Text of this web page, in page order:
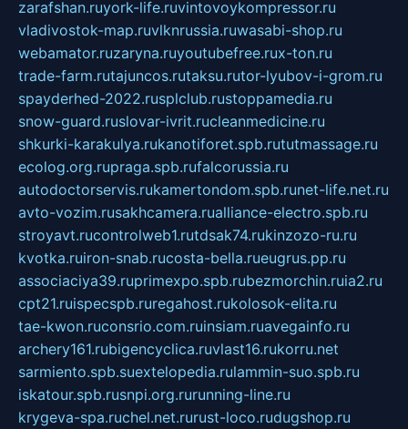
zarafshan.ruyork-life.ruvintovoykompressor.ru
vladivostok-map.ruvlknrussia.ruwasabi-shop.ru
webamator.ruzaryna.ruyoutubefree.rux-ton.ru
trade-farm.rutajuncos.rutaksu.rutor-lyubov-i-grom.ru
spayderhed-2022.rusplclub.rustoppamedia.ru
snow-guard.ruslovar-ivrit.rucleanmedicine.ru
shkurki-karakulya.rukanotiforet.spb.rututmassage.ru
ecolog.org.rupraga.spb.rufalcorussia.ru
autodoctorservis.rukamertondom.spb.runet-life.net.ru
avto-vozim.rusakhcamera.rualliance-electro.spb.ru
stroyavt.rucontrolweb1.rutdsak74.rukinzozo-ru.ru
kvotka.ruiron-snab.rucosta-bella.rueugrus.pp.ru
associaciya39.ruprimexpo.spb.rubezmorchin.ruia2.ru
cpt21.ruispecspb.ruregahost.rukolosok-elita.ru
tae-kwon.ruconsrio.com.ruinsiam.ruavegainfo.ru
archery161.rubigencyclica.ruvlast16.rukorru.net
sarmiento.spb.suextelopedia.rulammin-suo.spb.ru
iskatour.spb.rusnpi.org.rurunning-line.ru
krygeva-spa.ruchel.net.rurust-loco.rudugshop.ru